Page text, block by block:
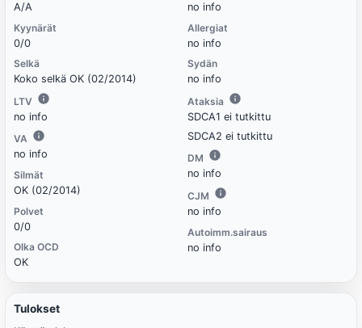
A/A
Kyynärät
0/0
Selkä
Koko selkä OK (02/2014)
LTV
no info
VA
no info
Silmät
OK (02/2014)
Polvet
0/0
Olka OCD
OK
no info
Allergiat
no info
Sydän
no info
Ataksia
SDCA1 ei tutkittu
SDCA2 ei tutkittu
DM
no info
CJM
no info
Autoimm.sairaus
no info
Tulokset